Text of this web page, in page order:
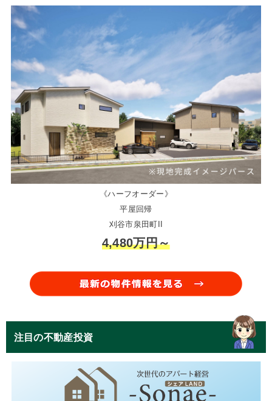
《ハーフオーダー》
平屋回帰
刈谷市泉田町II
4,480万円～
注目の不動産投資